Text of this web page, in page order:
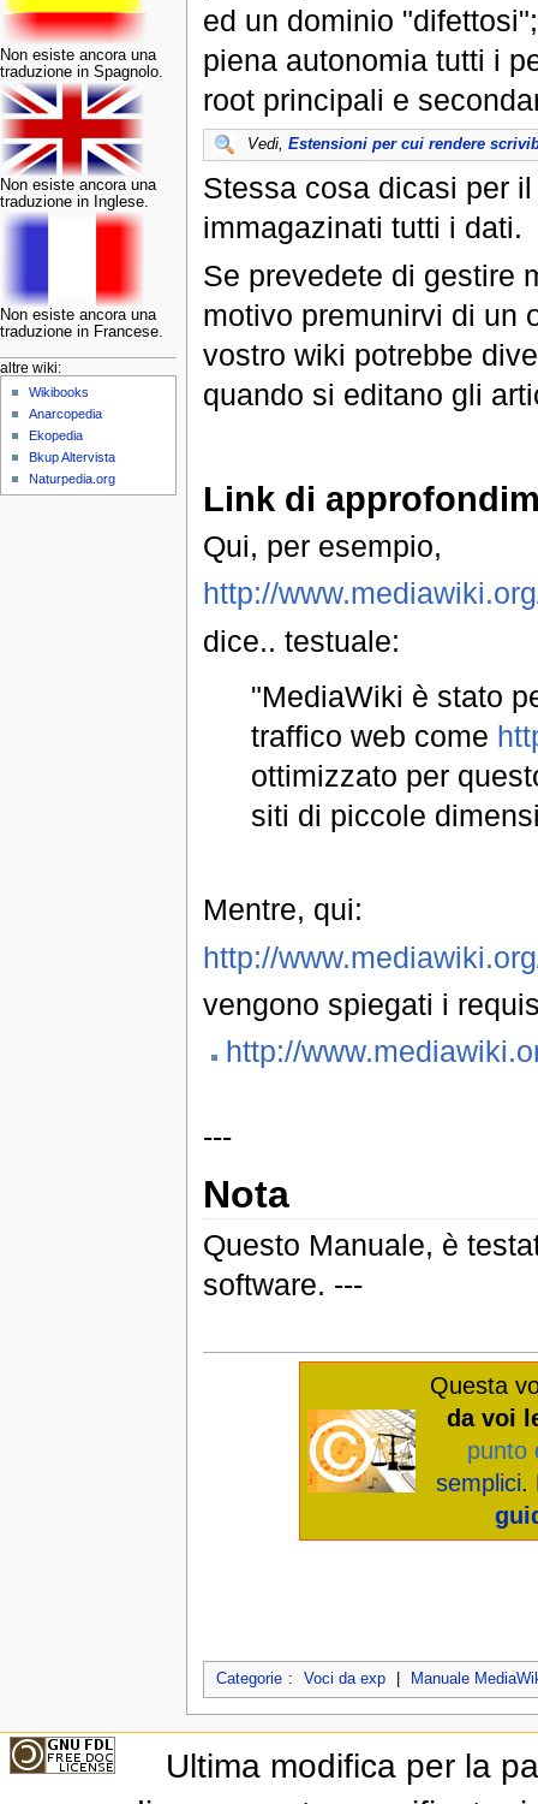
ed un dominio
piena autonomia tutti i
root principali e
Vedi, Estensioni per cui rendere
Stessa cosa dicasi per
immagazinati tutti i dati.
Se prevedete di gestire
motivo premunirvi di un
vostro wiki potrebbe
quando si editano gli
Link di
Qui, per esempio,
http://
dice.. testuale:
"MediaWiki è stato
traffico web come
ottimizzato per
siti di piccole
Mentre, qui:
http://
vengono spiegati i
http://
---
Nota
Questo Manuale, è
software. ---
Questa
da voi
punto
semplici.
Categorie : Voci da exp Manuale
Non esiste ancora una
traduzione in Spagnolo.
Non esiste ancora una
traduzione in Inglese.
Non esiste ancora una
traduzione in Francese.
altre wiki:
Wikibooks
Anarcopedia
Ekopedia
Bkup Altervista
Naturpedia.org
Ultima modifica per la